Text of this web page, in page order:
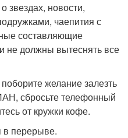
звездах, новости,
чаепития с
составляющие
не должны вытеснять все
желание залезть
сбросьте телефонный
от кружки кофе.
в перерыве.